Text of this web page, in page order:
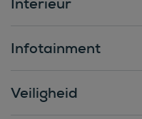
Infotainment
Veiligheid